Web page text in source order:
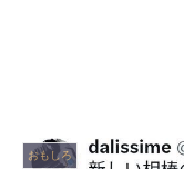
おもしろ